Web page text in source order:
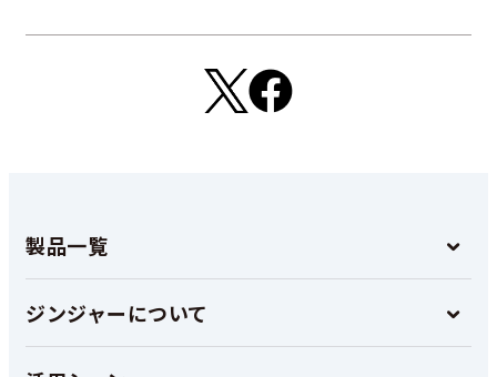
製品一覧
ジンジャーについて